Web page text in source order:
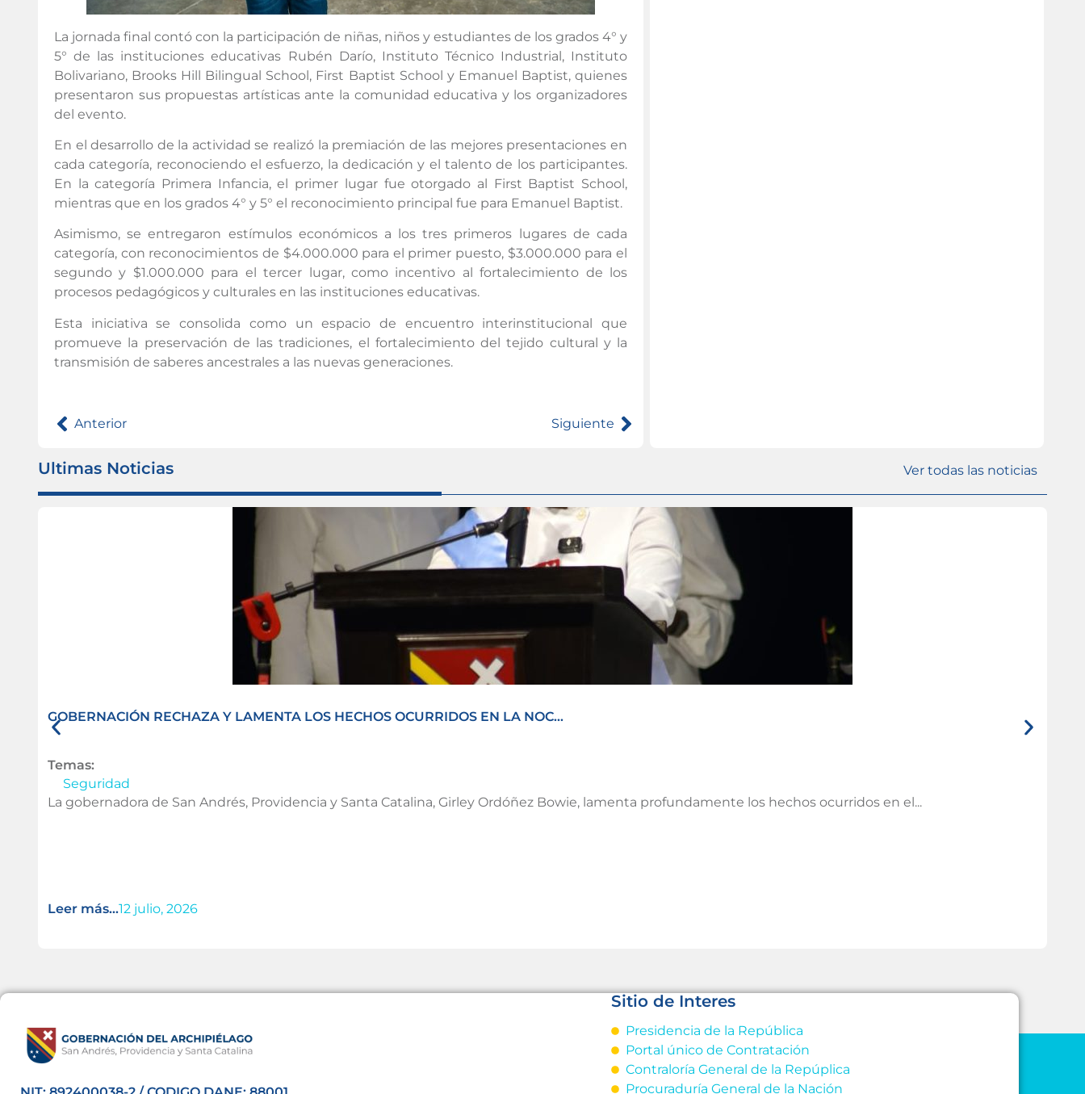
La jornada final contó con la participación de niñas, niños y estudiantes de los grados 4° y
5° de las instituciones educativas Rubén Darío, Instituto Técnico Industrial, Instituto
Bolivariano, Brooks Hill Bilingual School, First Baptist School y Emanuel Baptist, quienes
presentaron sus propuestas artísticas ante la comunidad educativa y los organizadores
del evento.
En el desarrollo de la actividad se realizó la premiación de las mejores presentaciones en
cada categoría, reconociendo el esfuerzo, la dedicación y el talento de los participantes.
En la categoría Primera Infancia, el primer lugar fue otorgado al First Baptist School,
mientras que en los grados 4° y 5° el reconocimiento principal fue para Emanuel Baptist.
Asimismo, se entregaron estímulos económicos a los tres primeros lugares de cada
categoría, con reconocimientos de $4.000.000 para el primer puesto, $3.000.000 para el
segundo y $1.000.000 para el tercer lugar, como incentivo al fortalecimiento de los
procesos pedagógicos y culturales en las instituciones educativas.
Esta iniciativa se consolida como un espacio de encuentro interinstitucional que
promueve la preservación de las tradiciones, el fortalecimiento del tejido cultural y la
transmisión de saberes ancestrales a las nuevas generaciones.
Anterior Siguiente
Ultimas Noticias Ver todas las noticias
GOBERNACIÓN RECHAZA Y LAMENTA LOS HECHOS OCURRIDOS EN LA NOC...
Temas:
Seguridad
La gobernadora de San Andrés, Providencia y Santa Catalina, Girley Ordóñez Bowie, lamenta profundamente los hechos ocurridos en el...
Leer más...12 julio, 2026
Sitio de Interes
Presidencia de la República
Portal único de Contratación
Contraloría General de la Repúplica
Procuraduría General de la Nación